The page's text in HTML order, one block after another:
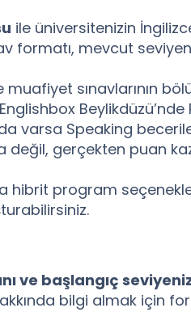
ile üniversitenizin
formatı, mevcut
muafiyet sınavlarının
varsa Speaking
değil, gerçekten puan
hibrit program
ve başlangıç
bilgi almak için